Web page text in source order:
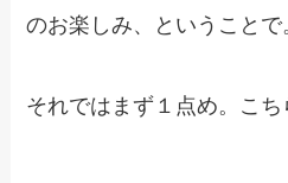
のお楽しみ、ということで
それではまず１点め。こち